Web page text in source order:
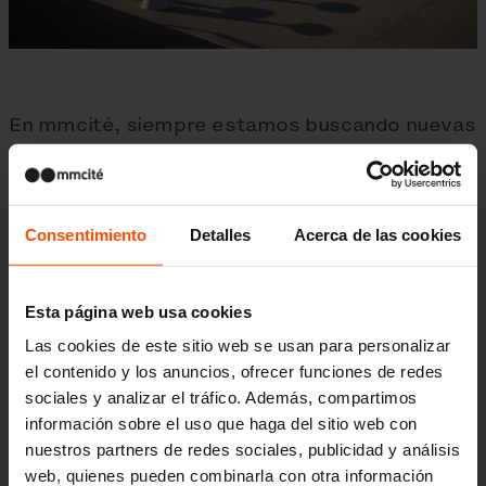
Consentimiento Detalles Acerca de las cookies
Esta página web usa cookies
Las cookies de este sitio web se usan para personalizar
el contenido y los anuncios, ofrecer funciones de redes
sociales y analizar el tráfico. Además, compartimos
información sobre el uso que haga del sitio web con
nuestros partners de redes sociales, publicidad y análisis
web, quienes pueden combinarla con otra información
En mmcité, siempre estamos buscando nuevas
formas que enriquezcan los espacios públicos
y también expandimos las formas de utilización
de nuestro mobiliario urbano. El cuerpo cónico
de hormigón se ha convertido en el pilar
fundamental de nuestra nueva línea
Moldes cónicos en tres tamaños convergen en
su función final: mesa, asiento, jardinera
o banco. Las formas circulares están ganando
cada vez más popularidad en el mobiliario
exterior, no solo por su estética, sino también